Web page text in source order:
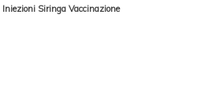
Iniezioni Siringa Vaccinazione